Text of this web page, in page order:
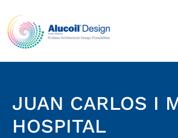
JUAN CARLOS I
HOSPITAL